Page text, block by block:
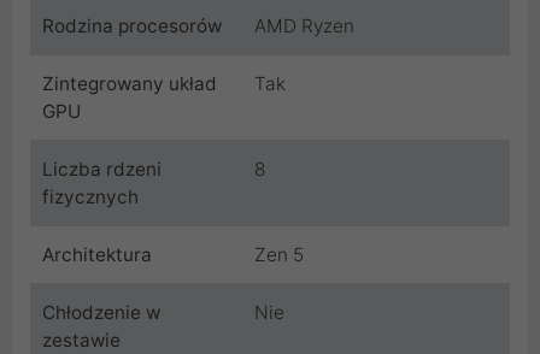
Rodzina procesorów AMD Ryzen
Zintegrowany układ
GPU
Tak
Liczba rdzeni
fizycznych
8
Architektura Zen 5
Chłodzenie w
zestawie
Nie